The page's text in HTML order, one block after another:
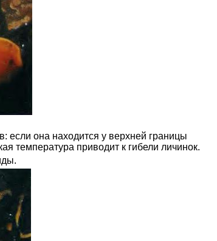
если она находится у верхней границы
температура приводит к гибели личинок.